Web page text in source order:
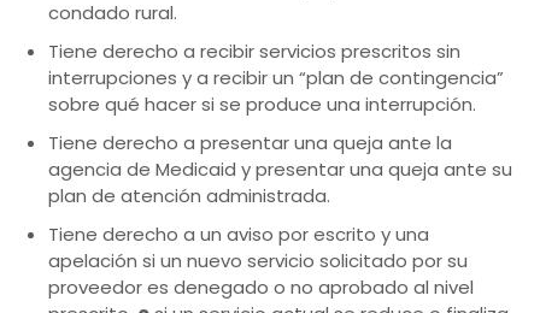
condado rural.
Tiene derecho a recibir servicios prescritos sin
interrupciones y a recibir un “plan de contingencia”
sobre qué hacer si se produce una interrupción.
Tiene derecho a presentar una queja ante la
agencia de Medicaid y presentar una queja ante su
plan de atención administrada.
Tiene derecho a un aviso por escrito y una
apelación si un nuevo servicio solicitado por su
proveedor es denegado o no aprobado al nivel